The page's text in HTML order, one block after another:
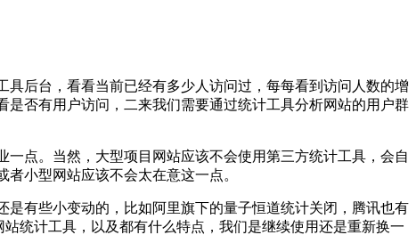
后台，看看当前已经有多少人访问过，每每看到访问人数的增
否有用户访问，二来我们需要通过统计工具分析网站的用户群
点。当然，大型项目网站应该不会使用第三方统计工具，会自
小型网站应该不会太在意这一点。
有些小变动的，比如阿里旗下的量子恒道统计关闭，腾讯也有
统计工具，以及都有什么特点，我们是继续使用还是重新换一